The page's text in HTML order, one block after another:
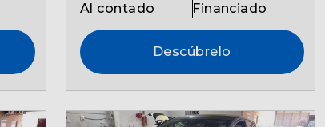
Al contado Financiado
Descúbrelo